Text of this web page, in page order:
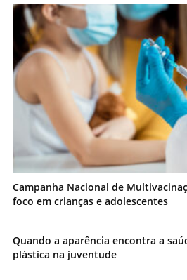
Campanha Nacional de
foco em crianças e adolescentes
Quando a aparência encontra a
plástica na juventude